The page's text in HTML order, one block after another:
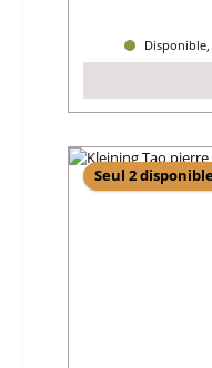
Seul 2